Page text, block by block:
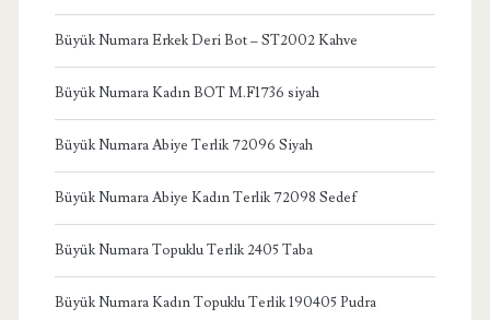
Büyük Numara Erkek Deri Bot – ST2002 Kahve
Büyük Numara Kadın BOT M.F1736 siyah
Büyük Numara Abiye Terlik 72096 Siyah
Büyük Numara Abiye Kadın Terlik 72098 Sedef
Büyük Numara Topuklu Terlik 2405 Taba
Büyük Numara Kadın Topuklu Terlik 190405 Pudra